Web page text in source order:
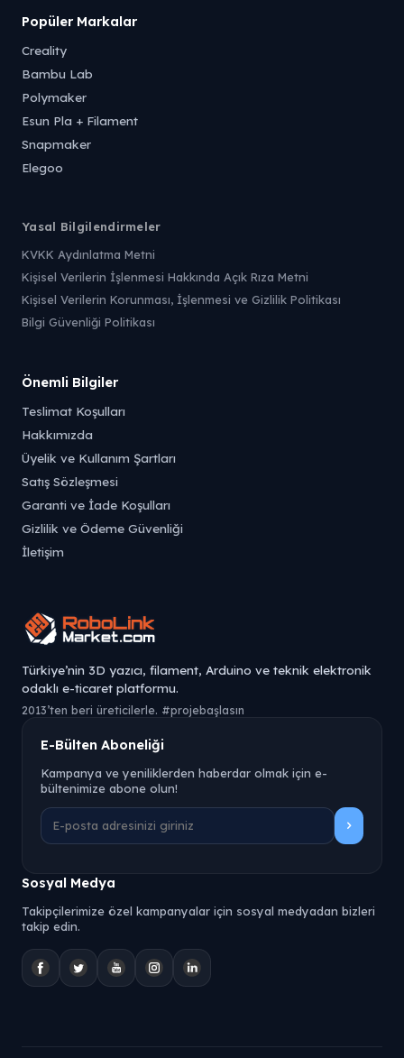
Popüler Markalar
Creality
Bambu Lab
Polymaker
Esun Pla + Filament
Snapmaker
Elegoo
Yasal Bilgilendirmeler
KVKK Aydınlatma Metni
Kişisel Verilerin İşlenmesi Hakkında Açık Rıza Metni
Kişisel Verilerin Korunması, İşlenmesi ve Gizlilik Politikası
Bilgi Güvenliği Politikası
Önemli Bilgiler
Teslimat Koşulları
Hakkımızda
Üyelik ve Kullanım Şartları
Satış Sözleşmesi
Garanti ve İade Koşulları
Gizlilik ve Ödeme Güvenliği
İletişim
Türkiye’nin 3D yazıcı, filament, Arduino ve teknik elektronik
odaklı e-ticaret platformu.
2013’ten beri üreticilerle. #projebaşlasın
E-Bülten Aboneliği
Kampanya ve yeniliklerden haberdar olmak için e-
bültenimize abone olun!
Sosyal Medya
Takipçilerimize özel kampanyalar için sosyal medyadan bizleri
takip edin.